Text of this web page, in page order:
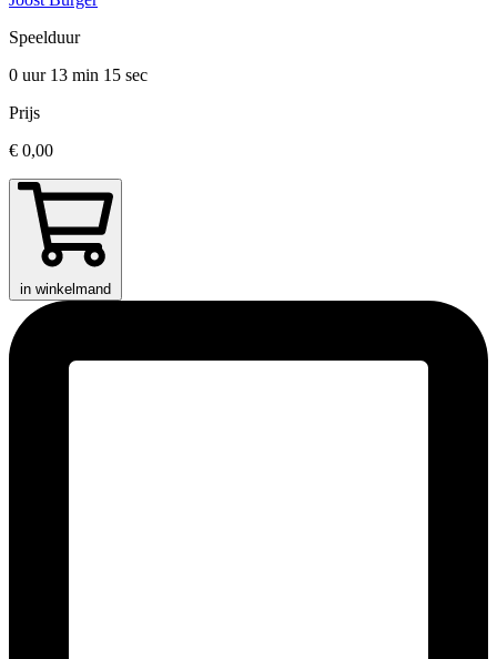
Speelduur
0 uur 13 min 15 sec
Prijs
€ 0,00
in winkelmand